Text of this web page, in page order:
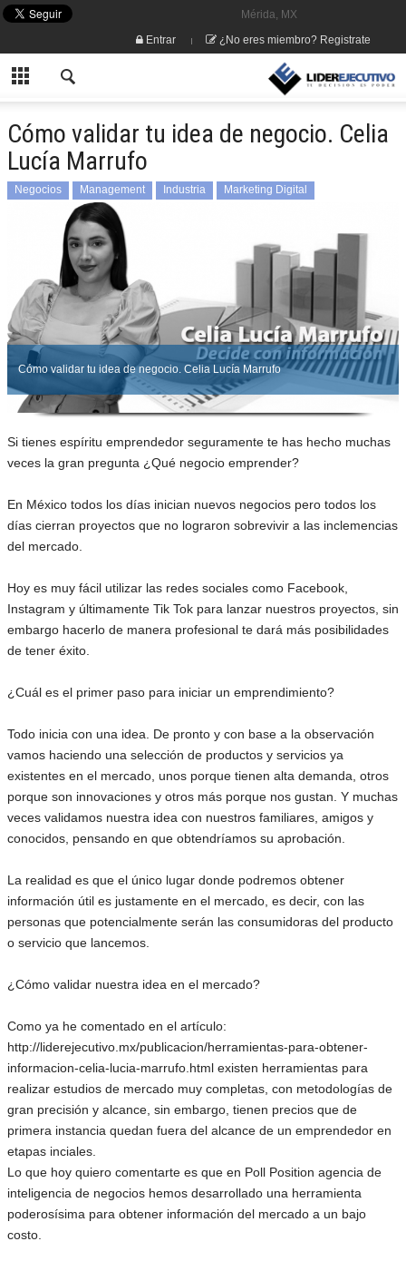
Mérida, MX
Entrar
¿No eres miembro? Registrate
Cómo validar tu idea de negocio. Celia
Lucía Marrufo
Negocios Management Industria Marketing Digital
Cómo validar tu idea de negocio. Celia Lucía Marrufo
Si tienes espíritu emprendedor seguramente te has hecho muchas
veces la gran pregunta ¿Qué negocio emprender?
En México todos los días inician nuevos negocios pero todos los
días cierran proyectos que no lograron sobrevivir a las inclemencias
del mercado.
Hoy es muy fácil utilizar las redes sociales como Facebook,
Instagram y últimamente Tik Tok para lanzar nuestros proyectos, sin
embargo hacerlo de manera profesional te dará más posibilidades
de tener éxito.
¿Cuál es el primer paso para iniciar un emprendimiento?
Todo inicia con una idea. De pronto y con base a la observación
vamos haciendo una selección de productos y servicios ya
existentes en el mercado, unos porque tienen alta demanda, otros
porque son innovaciones y otros más porque nos gustan. Y muchas
veces validamos nuestra idea con nuestros familiares, amigos y
conocidos, pensando en que obtendríamos su aprobación.
La realidad es que el único lugar donde podremos obtener
información útil es justamente en el mercado, es decir, con las
personas que potencialmente serán las consumidoras del producto
o servicio que lancemos.
¿Cómo validar nuestra idea en el mercado?
Como ya he comentado en el artículo:
http://liderejecutivo.mx/publicacion/herramientas-para-obtener-
informacion-celia-lucia-marrufo.html existen herramientas para
realizar estudios de mercado muy completas, con metodologías de
gran precisión y alcance, sin embargo, tienen precios que de
primera instancia quedan fuera del alcance de un emprendedor en
etapas inciales.
Lo que hoy quiero comentarte es que en Poll Position agencia de
inteligencia de negocios hemos desarrollado una herramienta
poderosísima para obtener información del mercado a un bajo
costo.